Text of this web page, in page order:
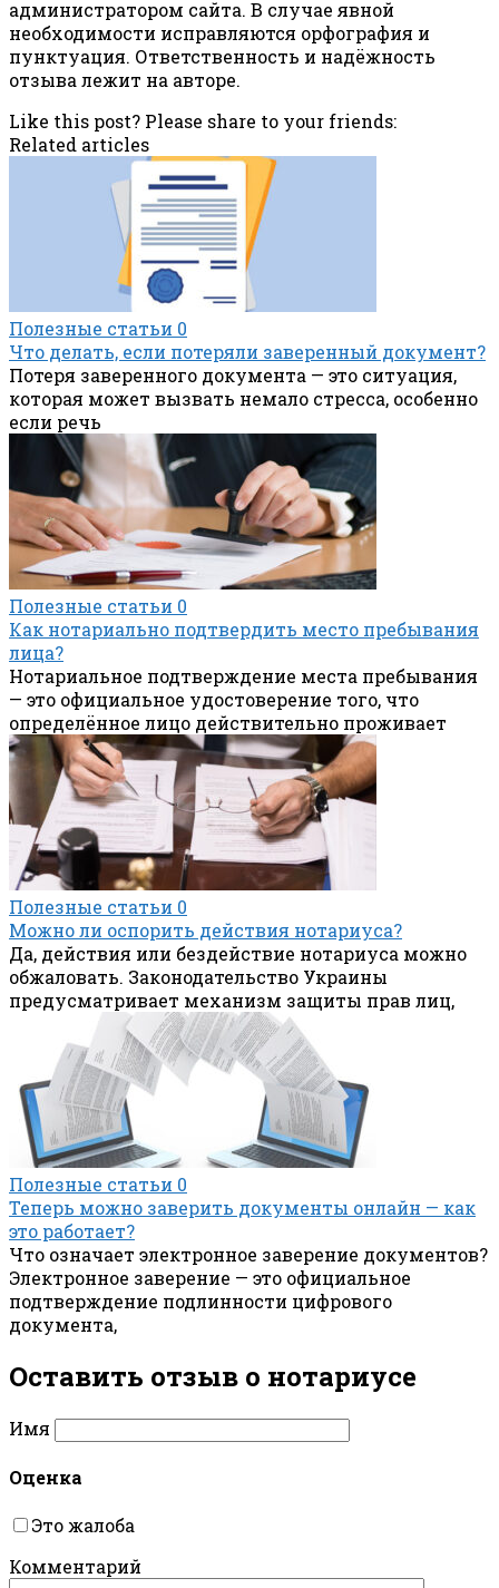
администратором сайта. В случае явной
необходимости исправляются орфография и
пунктуация. Ответственность и надёжность
отзыва лежит на авторе.
Like this post? Please share to your friends:
Related articles
Полезные статьи 0
Что делать, если потеряли заверенный документ?
Потеря заверенного документа — это ситуация,
которая может вызвать немало стресса, особенно
если речь
Полезные статьи 0
Как нотариально подтвердить место пребывания
лица?
Нотариальное подтверждение места пребывания
— это официальное удостоверение того, что
определённое лицо действительно проживает
Полезные статьи 0
Можно ли оспорить действия нотариуса?
Да, действия или бездействие нотариуса можно
обжаловать. Законодательство Украины
предусматривает механизм защиты прав лиц,
Полезные статьи 0
Теперь можно заверить документы онлайн — как
это работает?
Что означает электронное заверение документов?
Электронное заверение — это официальное
подтверждение подлинности цифрового
документа,
Оставить отзыв о нотариусe
Имя
Оценка
Это жалоба
Комментарий